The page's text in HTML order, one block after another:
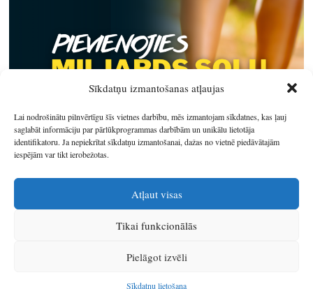
Sīkdatņu izmantošanas atļaujas
Lai nodrošinātu pilnvērtīgu šīs vietnes darbību, mēs izmantojam sīkdatnes, kas ļauj
saglabāt informāciju par pārlūkprogrammas darbībām un unikālu lietotāja
identifikatoru. Ja nepiekrītat sīkdatņu izmantošanai, dažas no vietnē piedāvātajām
iespējām var tikt ierobežotas.
Atļaut visas
Tikai funkcionālās
Pielāgot izvēli
Sīkdatņu lietošana
IzstrādātājsSIA Info